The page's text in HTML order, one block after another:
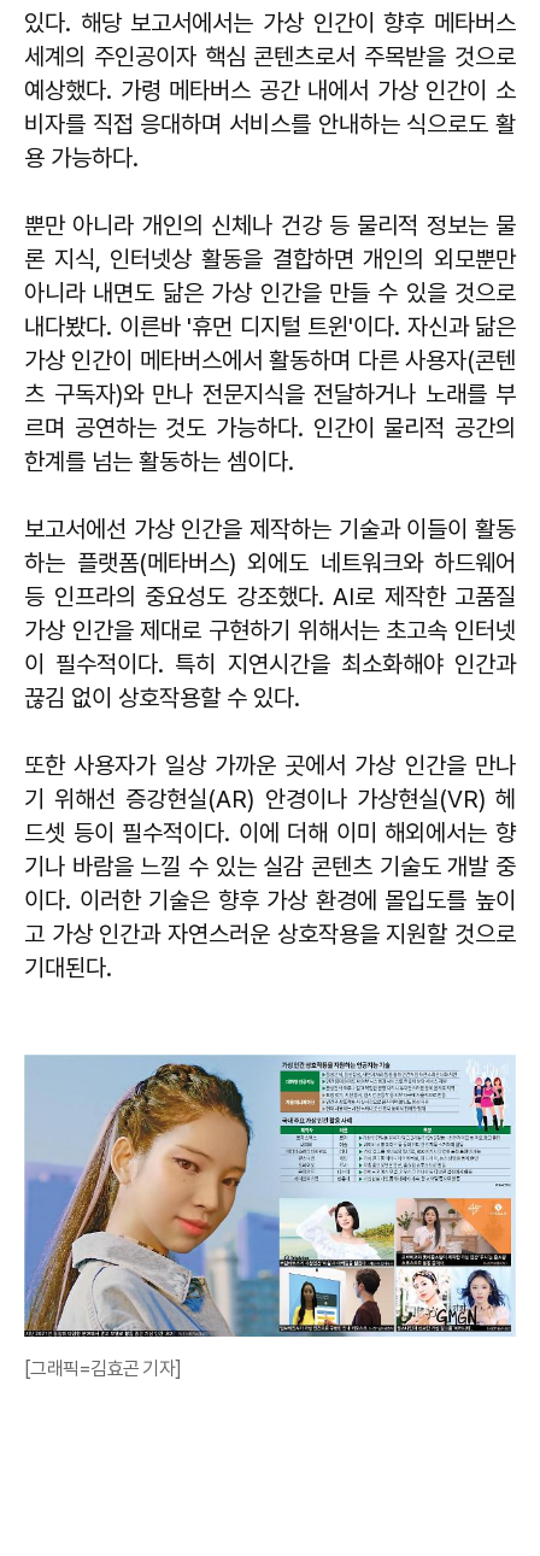
있다. 해당 보고서에서는 가상 인간이 향후 메타버스
세계의 주인공이자 핵심 콘텐츠로서 주목받을 것으로
예상했다. 가령 메타버스 공간 내에서 가상 인간이 소
비자를 직접 응대하며 서비스를 안내하는 식으로도 활
용 가능하다.
뿐만 아니라 개인의 신체나 건강 등 물리적 정보는 물
론 지식, 인터넷상 활동을 결합하면 개인의 외모뿐만
아니라 내면도 닮은 가상 인간을 만들 수 있을 것으로
내다봤다. 이른바 '휴먼 디지털 트윈'이다. 자신과 닮은
가상 인간이 메타버스에서 활동하며 다른 사용자(콘텐
츠 구독자)와 만나 전문지식을 전달하거나 노래를 부
르며 공연하는 것도 가능하다. 인간이 물리적 공간의
한계를 넘는 활동하는 셈이다.
보고서에선 가상 인간을 제작하는 기술과 이들이 활동
하는 플랫폼(메타버스) 외에도 네트워크와 하드웨어
등 인프라의 중요성도 강조했다. AI로 제작한 고품질
가상 인간을 제대로 구현하기 위해서는 초고속 인터넷
이 필수적이다. 특히 지연시간을 최소화해야 인간과
끊김 없이 상호작용할 수 있다.
또한 사용자가 일상 가까운 곳에서 가상 인간을 만나
기 위해선 증강현실(AR) 안경이나 가상현실(VR) 헤
드셋 등이 필수적이다. 이에 더해 이미 해외에서는 향
기나 바람을 느낄 수 있는 실감 콘텐츠 기술도 개발 중
이다. 이러한 기술은 향후 가상 환경에 몰입도를 높이
고 가상 인간과 자연스러운 상호작용을 지원할 것으로
기대된다.
[그래픽=김효곤 기자]